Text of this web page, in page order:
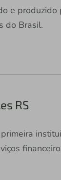
e
do Brasil.
RS